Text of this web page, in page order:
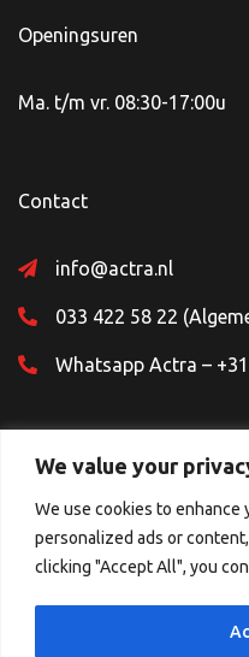
We value your
We use cookies to enhance
personalized ads or
clicking "Accept All", you
Openingsuren
Ma. t/m vr. 08:30-17:00u
Contact
info@actra.nl
033 422 58 22
Whatsapp Actra –
Sociale Media